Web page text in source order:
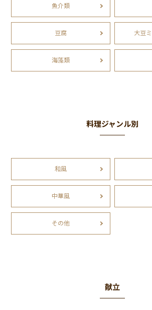
魚介類
豆腐 大豆
海藻類
料理ジャンル別
和風
中華風
その他
献立